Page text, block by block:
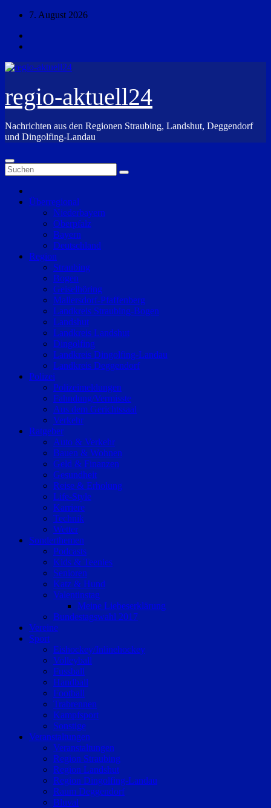
Zum
springen
7. August 2026
regio-aktuell24
Nachrichten aus den Regionen Straubing, Landshut, Deggendorf
und Dingolfing-Landau
Überregional
Niederbayern
Oberpfalz
Bayern
Deutschland
Region
Straubing
Bogen
Geiselhöring
Mallersdorf-Pfaffenberg
Landkreis Straubing-Bogen
Landshut
Landkreis Landshut
Dingolfing
Landkreis Dingolfing-Landau
Landkreis Deggendorf
Polizei
Polizeimeldungen
Fahndung/Vermisste
Aus dem Gerichtssaal
Verkehr
Ratgeber
Auto & Verkehr
Bauen & Wohnen
Geld & Finanzen
Gesundheit
Reise & Erholung
Life-Style
Karriere
Technik
Wetter
Sonderthemen
Podcasts
Kids & Teenies
Senioren
Katz & Hund
Valentinstag
Meine Liebeserklärung
Bundestagswahl 2017
Vereine
Sport
Eishockey/Inlinehockey
Volleyball
Fussball
Handball
Football
Trabrennen
Kampfsport
Sonstige
Veranstaltungen
Veranstaltungen
Region Straubing
Region Landshut
Region Dingolfing-Landau
Raum Deggendorf
Bluval